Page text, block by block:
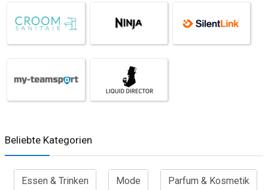
Beliebte Kategorien
Essen & Trinken Mode Parfum & Kosmetik